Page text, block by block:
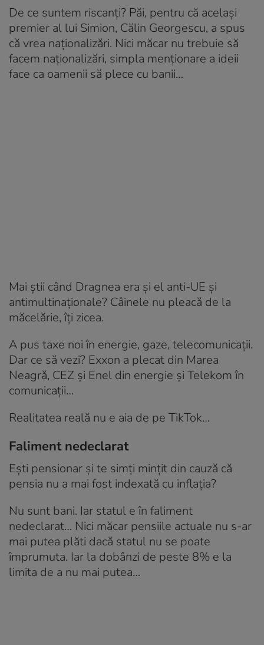
De ce suntem riscanți? Păi, pentru că același
premier al lui Simion, Călin Georgescu, a spus
că vrea naționalizări. Nici măcar nu trebuie să
facem naționalizări, simpla menționare a ideii
face ca oamenii să plece cu banii…
Mai știi când Dragnea era și el anti-UE și
antimultinaționale? Câinele nu pleacă de la
măcelărie, îți zicea.
A pus taxe noi în energie, gaze, telecomunicații.
Dar ce să vezi? Exxon a plecat din Marea
Neagră, CEZ și Enel din energie și Telekom în
comunicații…
Realitatea reală nu e aia de pe TikTok…
Faliment nedeclarat
Ești pensionar și te simți mințit din cauză că
pensia nu a mai fost indexată cu inflația?
Nu sunt bani. Iar statul e în faliment
nedeclarat… Nici măcar pensiile actuale nu s-ar
mai putea plăti dacă statul nu se poate
împrumuta. Iar la dobânzi de peste 8% e la
limita de a nu mai putea…